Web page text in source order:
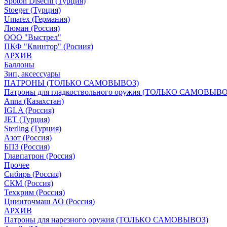
Stoeger (Турция)
Umarex (Германия)
Люман (Россия)
ООО "Выстрел"
ПКФ "Квинтор" (Росиия)
АРХИВ
Баллоны
Зип, аксессуары
ПАТРОНЫ (ТОЛЬКО САМОВЫВОЗ)
Патроны для гладкоствольного оружия (ТОЛЬКО
Anna (Казахстан)
IGLA (Россия)
JET (Турция)
Sterling (Турция)
Азот (Россия)
БПЗ (Россия)
Главпатрон (Россия)
Прочее
Сибирь (Россия)
СКМ (Россия)
Техкрим (Россия)
Цнииточмаш АО (Россия)
АРХИВ
Патроны для нарезного оружия (ТОЛЬКО САМОВЫВОЗ)